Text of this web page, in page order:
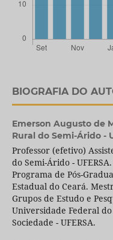
BIOGRAFIA DO
Emerson Augusto de
Rural do Semi-Árido -
Professor (efetivo)
do Semi-Árido -
Programa de Pós-
Estadual do Ceará.
Grupos de Estudo e
Universidade Federal do
Sociedade - UFERSA.